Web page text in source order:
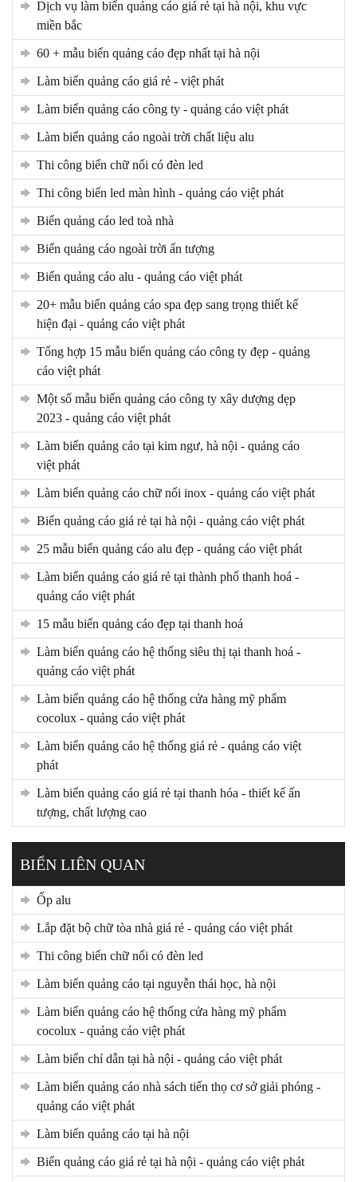
dịch vụ làm biển quảng cáo giá rẻ tại hà nội, khu vực
miền bắc
60 + mẫu biển quảng cáo đẹp nhất tại hà nội
làm biển quảng cáo giá rẻ - việt phát
làm biển quảng cáo công ty - quảng cáo việt phát
làm biển quảng cáo ngoài trời chất liệu alu
thi công biển chữ nổi có đèn led
thi công biển led màn hình - quảng cáo việt phát
biển quảng cáo led toà nhà
biển quảng cáo ngoài trời ấn tượng
biển quảng cáo alu - quảng cáo việt phát
20+ mẫu biển quảng cáo spa đẹp sang trọng thiết kế
hiện đại - quảng cáo việt phát
tổng hợp 15 mẫu biển quảng cáo công ty đẹp - quảng
cáo việt phát
một số mẫu biển quảng cáo công ty xây dượng dẹp
2023 - quảng cáo việt phát
làm biển quảng cáo tại kim ngư, hà nội - quảng cáo
việt phát
làm biển quảng cáo chữ nổi inox - quảng cáo việt phát
biển quảng cáo giá rẻ tại hà nội - quảng cáo việt phát
25 mẫu biển quảng cáo alu đẹp - quảng cáo việt phát
làm biển quảng cáo giá rẻ tại thành phố thanh hoá -
quảng cáo việt phát
15 mẫu biển quảng cáo đẹp tại thanh hoá
làm biển quảng cáo hệ thống siêu thị tại thanh hoá -
quảng cáo việt phát
làm biển quảng cáo hệ thống cửa hàng mỹ phẩm
cocolux - quảng cáo việt phát
làm biển quảng cáo hệ thống giá rẻ - quảng cáo việt
phát
làm biển quảng cáo giá rẻ tại thanh hóa - thiết kế ấn
tượng, chất lượng cao
BIỂN LIÊN QUAN
ốp alu
lắp đặt bộ chữ tòa nhà giá rẻ - quảng cáo việt phát
thi công biển chữ nổi có đèn led
làm biển quảng cáo tại nguyễn thái học, hà nội
làm biển quảng cáo hệ thống cửa hàng mỹ phẩm
cocolux - quảng cáo việt phát
làm biển chỉ dẫn tại hà nội - quảng cáo việt phát
làm biển quảng cáo nhà sách tiến thọ cơ sở giải phóng -
quảng cáo việt phát
làm biển quảng cáo tại hà nội
biển quảng cáo giá rẻ tại hà nội - quảng cáo việt phát